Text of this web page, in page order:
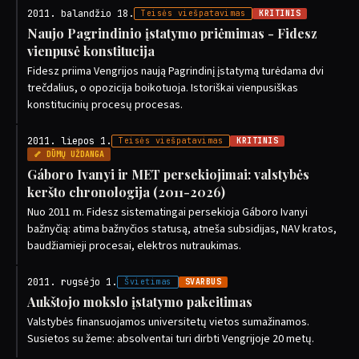
2011. balandžio 18. Teisės viešpatavimas KRITINIS
Naujo Pagrindinio įstatymo priėmimas - Fidesz
vienpusė konstitucija
Fidesz priima Vengrijos naują Pagrindinį įstatymą turėdama dvi
trečdalius, o opozicija boikotuoja. Istoriškai vienpusiškas
konstitucinių procesų procesas.
2011. liepos 1. Teisės viešpatavimas
KRITINIS
🦴 DŪMŲ UŽDANGA
Gáboro Ivanyi ir MET persekiojimai: valstybės
keršto chronologija (2011-2026)
Nuo 2011 m. Fidesz sistematingai persekioja Gáboro Ivanyi
bažnyčią: atima bažnyčios statusą, atneša subsidijas, NAV kratos,
baudžiamieji procesai, elektros nutraukimas.
2011. rugsėjo 1. Švietimas SVARBUS
Aukštojo mokslo įstatymo pakeitimas
Valstybės finansuojamos universitetų vietos sumažinamos.
Susietos su žeme: absolventai turi dirbti Vengrijoje 20 metų.